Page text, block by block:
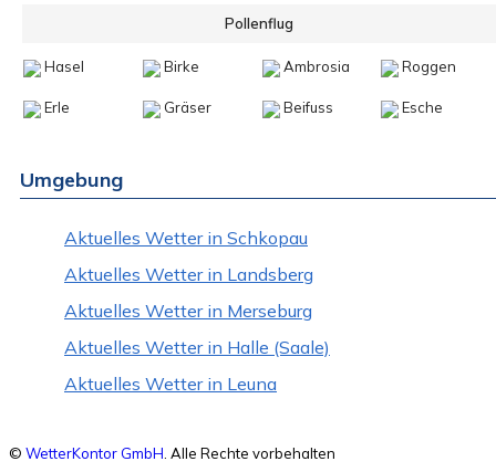
Pollenflug
Hasel Birke Ambrosia Roggen
Erle Gräser Beifuss Esche
Umgebung
Aktuelles Wetter in Schkopau
Aktuelles Wetter in Landsberg
Aktuelles Wetter in Merseburg
Aktuelles Wetter in Halle (Saale)
Aktuelles Wetter in Leuna
© WetterKontor GmbH. Alle Rechte vorbehalten